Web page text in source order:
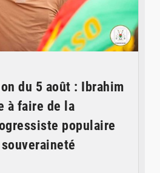
du 5 août : Ibrahim
à faire de la
populaire